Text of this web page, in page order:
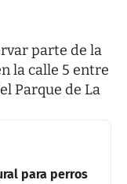
parte de la
la calle 5 entre
Parque de La
para perros